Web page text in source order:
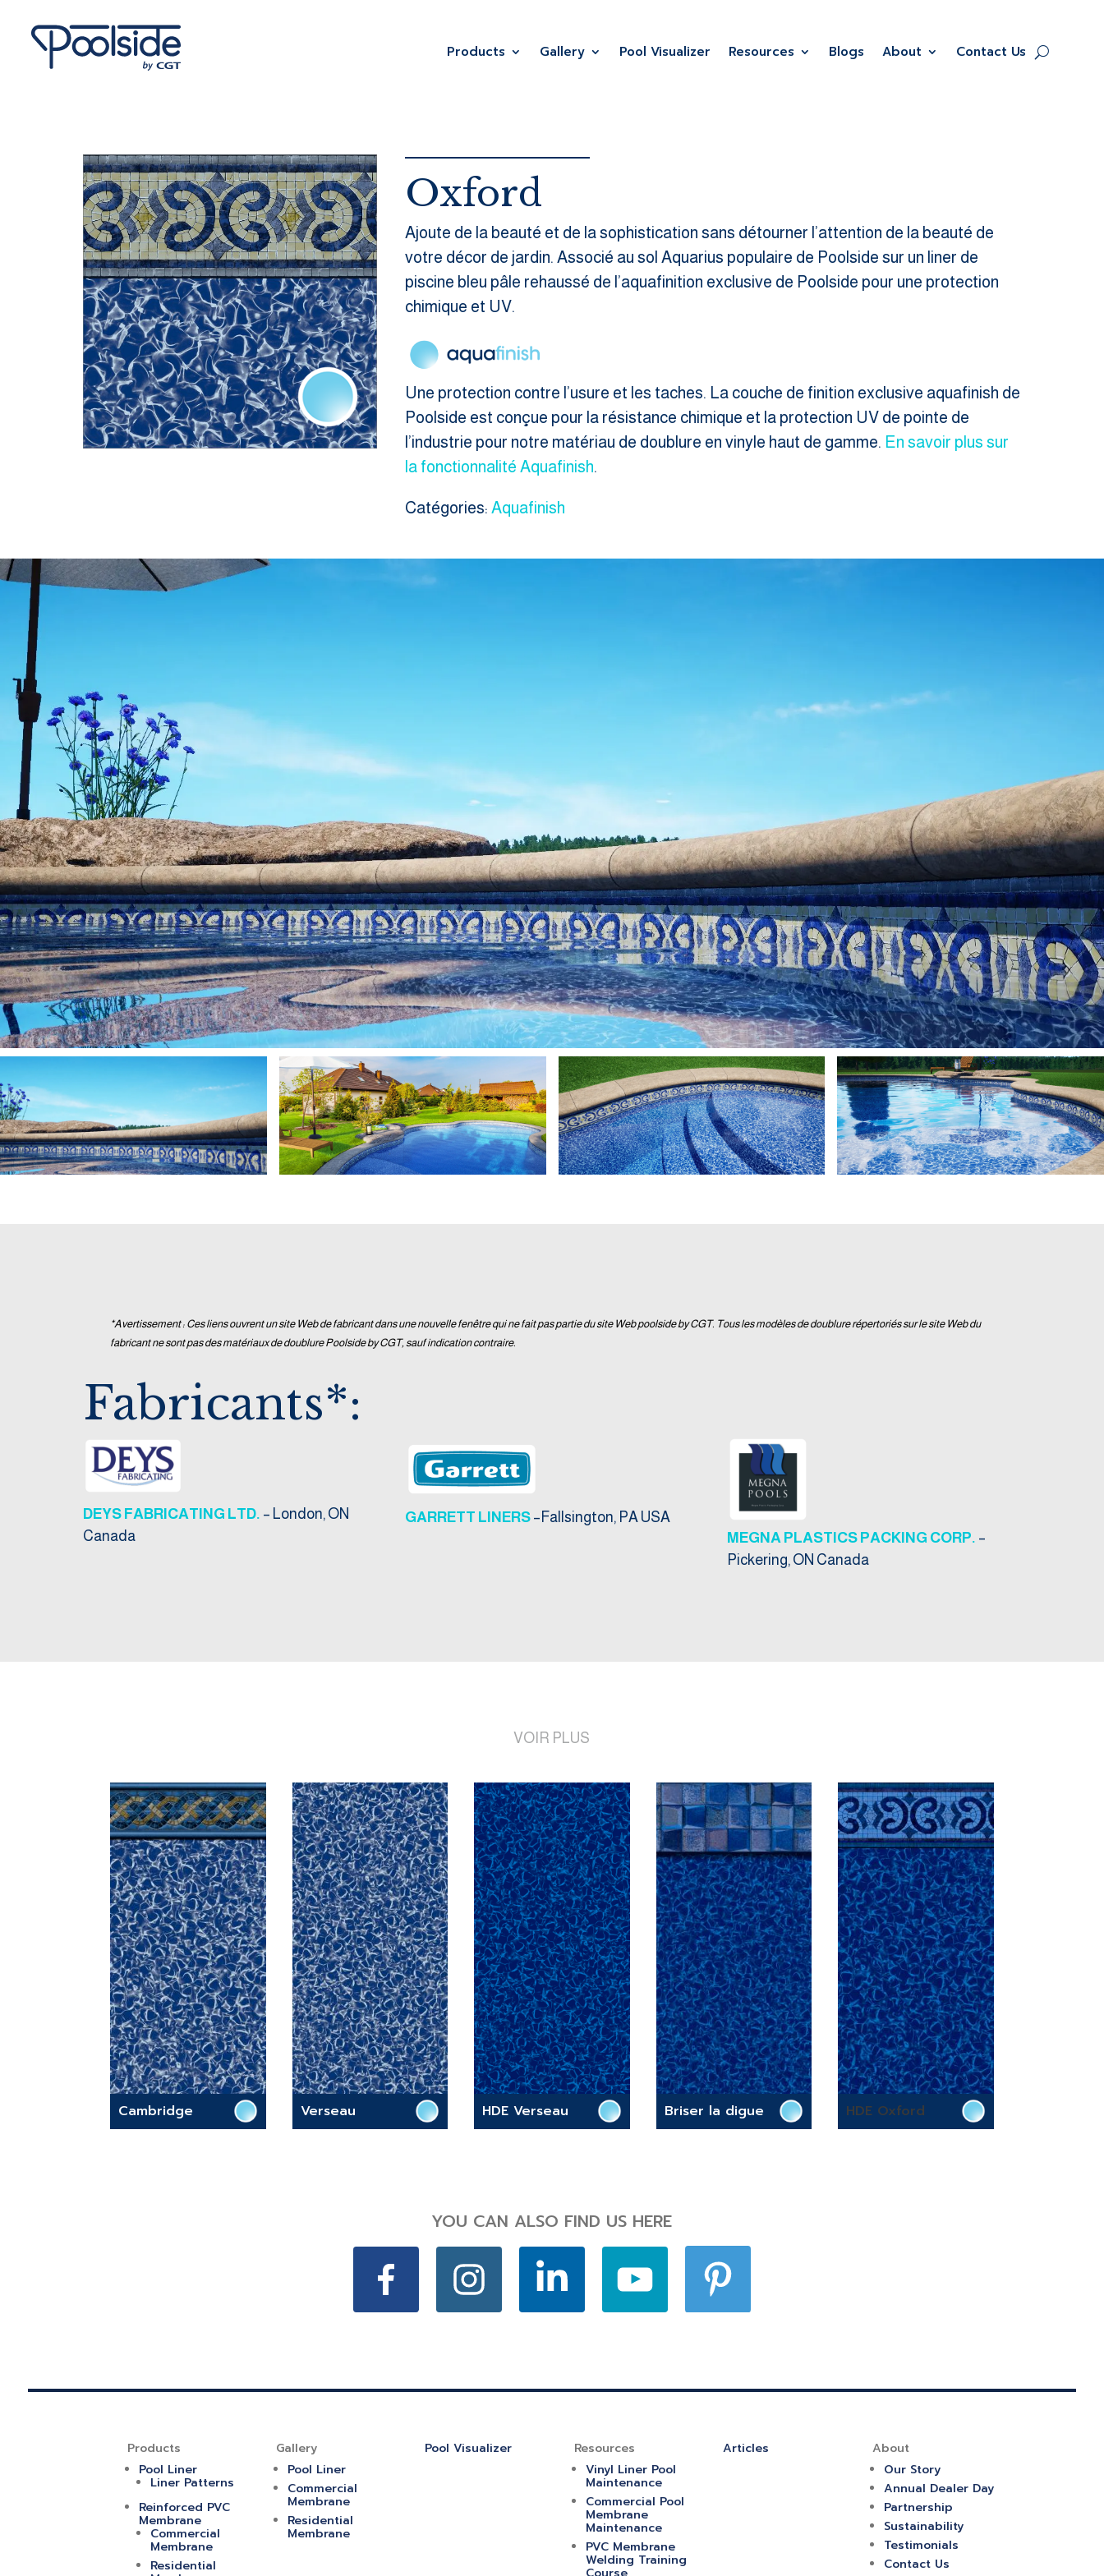
Products Gallery Pool Visualizer Resources Blogs About Contact Us
Oxford
Ajoute de la beauté et de la sophistication sans détourner l’attention de la beauté de
votre décor de jardin. Associé au sol Aquarius populaire de Poolside sur un liner de
piscine bleu pâle rehaussé de l’aquafinition exclusive de Poolside pour une protection
chimique et UV.
Une protection contre l’usure et les taches. La couche de finition exclusive aquafinish de
Poolside est conçue pour la résistance chimique et la protection UV de pointe de
l’industrie pour notre matériau de doublure en vinyle haut de gamme. En savoir plus sur
la fonctionnalité Aquafinish.
Catégories: Aquafinish
*Avertissement : Ces liens ouvrent un site Web de fabricant dans une nouvelle fenêtre qui ne fait pas partie du site Web poolside by CGT. Tous les modèles de doublure répertoriés sur le site Web du
fabricant ne sont pas des matériaux de doublure Poolside by CGT, sauf indication contraire.
Fabricants*:
DEYS FABRICATING LTD. – London, ON
Canada
GARRETT LINERS –Fallsington, PA USA
MEGNA PLASTICS PACKING CORP. –
Pickering, ON Canada
VOIR PLUS
Cambridge Verseau HDE Verseau Briser la digue HDE Oxford
YOU CAN ALSO FIND US HERE
Products
Pool Liner
Liner Patterns
Reinforced PVC
Membrane
Commercial
Membrane
Residential
Gallery
Pool Liner
Commercial
Membrane
Residential
Membrane
Pool Visualizer
Resources
Vinyl Liner Pool
Maintenance
Commercial Pool
Membrane
Maintenance
PVC Membrane
Welding Training
Articles
About
Our Story
Annual Dealer Day
Partnership
Sustainability
Testimonials
Contact Us